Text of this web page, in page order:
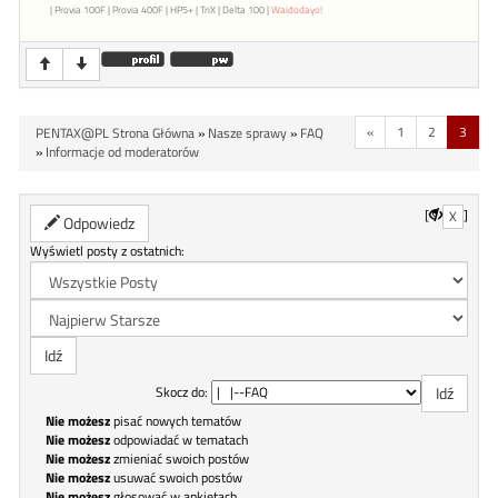
| Provia 100F | Provia 400F | HP5+ | TriX | Delta 100 |Waidodayo!
« 1 2 3
PENTAX@PL Strona Główna» Nasze sprawy» FAQ
» Informacje od moderatorów
Odpowiedz [ X ]
Wyświetl posty z ostatnich:
Skocz do:
Nie możeszpisać nowych tematów
Nie możeszodpowiadać w tematach
Nie możeszzmieniać swoich postów
Nie możeszusuwać swoich postów